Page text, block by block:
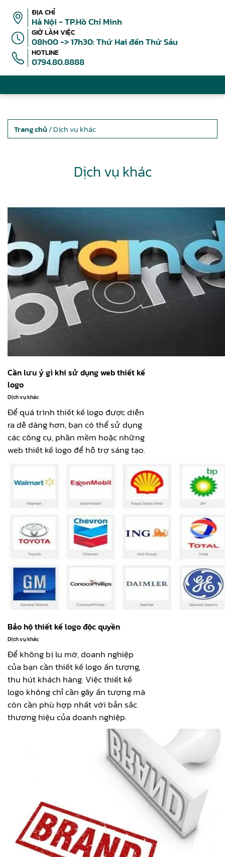
ĐỊA CHỈ
Hà Nội - TP.Hồ Chí Minh
GIỜ LÀM VIỆC
08h00 -> 17h30: Thứ Hai đến Thứ Sáu
HOTLINE
0794.80.8888
Trang chủ / Dịch vụ khác
Dịch vụ khác
Cần lưu ý gì khi sử dụng web thiết kế
logo
Dịch vụ khác
Để quá trình thiết kế logo được diễn
ra dễ dàng hơn, bạn có thể sử dụng
các công cụ, phần mềm hoặc những
web thiết kế logo để hỗ trợ sáng tạo.
Bảo hộ thiết kế logo độc quyền
Dịch vụ khác
Để không bị lu mờ, doanh nghiệp
của bạn cần thiết kế logo ấn tượng,
thu hút khách hàng. Việc thiết kế
logo không chỉ cần gây ấn tượng mà
còn cần phù hợp nhất với bản sắc
thương hiệu của doanh nghiệp.